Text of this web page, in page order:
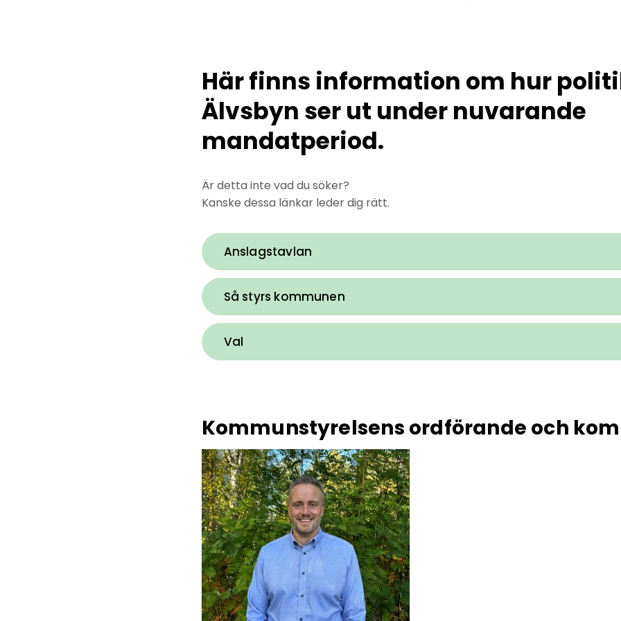
Här finns information om hur
Älvsbyn ser ut under nuvarande
mandatperiod.
Är detta inte vad du söker?
Kanske dessa länkar leder dig rätt.
Anslagstavlan
Så styrs kommunen
Val
Kommunstyrelsens ordförande och